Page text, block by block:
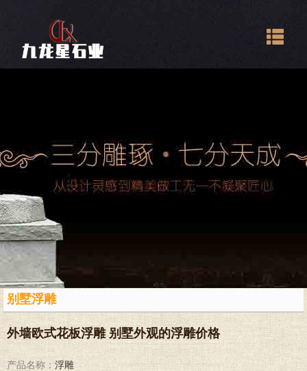
别墅浮雕
外墙欧式花板浮雕 别墅外观的浮雕价格
产品名称： 浮雕